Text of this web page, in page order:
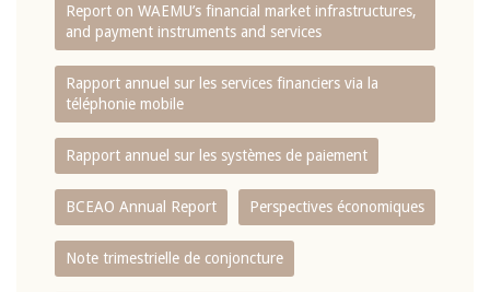
Report on WAEMU’s financial market infrastructures,
and payment instruments and services
Rapport annuel sur les services financiers via la
téléphonie mobile
Rapport annuel sur les systèmes de paiement
BCEAO Annual Report Perspectives économiques
Note trimestrielle de conjoncture